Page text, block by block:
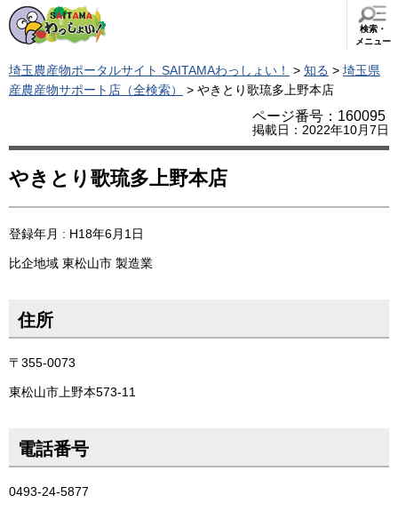
検索・
メニュー
埼玉農産物ポータルサイト SAITAMAわっしょい！ > 知る > 埼玉県
産農産物サポート店（全検索）
> やきとり歌琉多上野本店
ページ番号：160095
掲載日：2022年10月7日
やきとり歌琉多上野本店
登録年月 : H18年6月1日
比企地域 東松山市 製造業
住所
〒355-0073
東松山市上野本573-11
電話番号
0493-24-5877